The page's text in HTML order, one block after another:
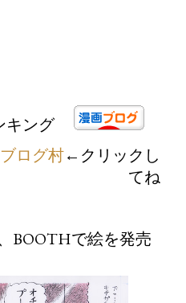
キング
ログ村←クリックし
てね
BOOTHで絵を発売